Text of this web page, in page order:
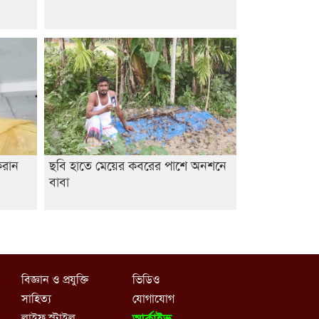
ছবি হাতে মেয়ের কবরের পাশে অনশনে
বাবা
বিজ্ঞান ও প্রযুক্তি
সাহিত্য
ভিডিও
যোগাযোগ